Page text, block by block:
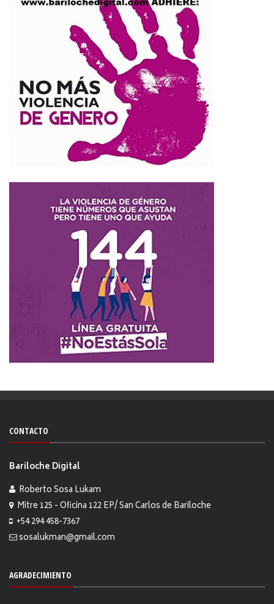
CONTACTO
Bariloche Digital
Roberto Sosa Lukam
Mitre 125 - Oficina 122 EP/ San Carlos de Bariloche
+54 294 458-7367
sosalukman@gmail.com
AGRADECIMIENTO